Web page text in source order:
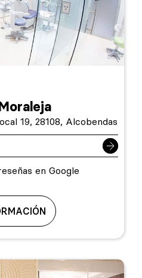
19, 28108, Alcobendas
en Google